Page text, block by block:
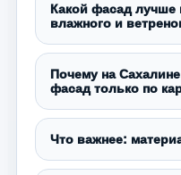
Какой фасад лучше
влажного и
Почему на
фасад только по
Что важнее: